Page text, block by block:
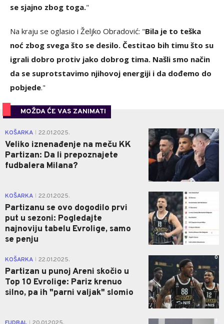
se sjajno zbog toga."
Na kraju se oglasio i Željko Obradović: "Bila je to teška
noć zbog svega što se desilo. Čestitao bih timu što su
igrali dobro protiv jako dobrog tima. Našli smo način
da se suprotstavimo njihovoj energiji i da dođemo do
pobjede."
MOŽDA ĆE VAS ZANIMATI
KOŠARKA 22.01.2025.
Veliko iznenađenje na meču KK
Partizan: Da li prepoznajete
fudbalera Milana?
0
KOŠARKA 22.01.2025.
Partizanu se ovo dogodilo prvi
put u sezoni: Pogledajte
najnoviju tabelu Evrolige, samo
se penju
KOŠARKA 22.01.2025.
Partizan u punoj Areni skočio u
Top 10 Evrolige: Pariz krenuo
silno, pa ih "parni valjak" slomio
0